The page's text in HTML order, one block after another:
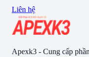
Liên hệ
Apexk3 - Cung cấp